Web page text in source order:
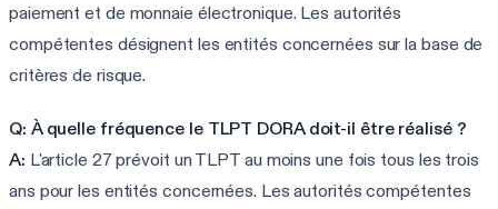
paiement et de monnaie électronique. Les autorités
compétentes désignent les entités concernées sur la base de
critères de risque.
Q: À quelle fréquence le TLPT DORA doit-il être réalisé ?
A: L'article 27 prévoit un TLPT au moins une fois tous les trois
ans pour les entités concernées. Les autorités compétentes